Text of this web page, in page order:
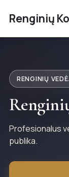
Renginių
RENGINIŲ
Profesionalus
publika.